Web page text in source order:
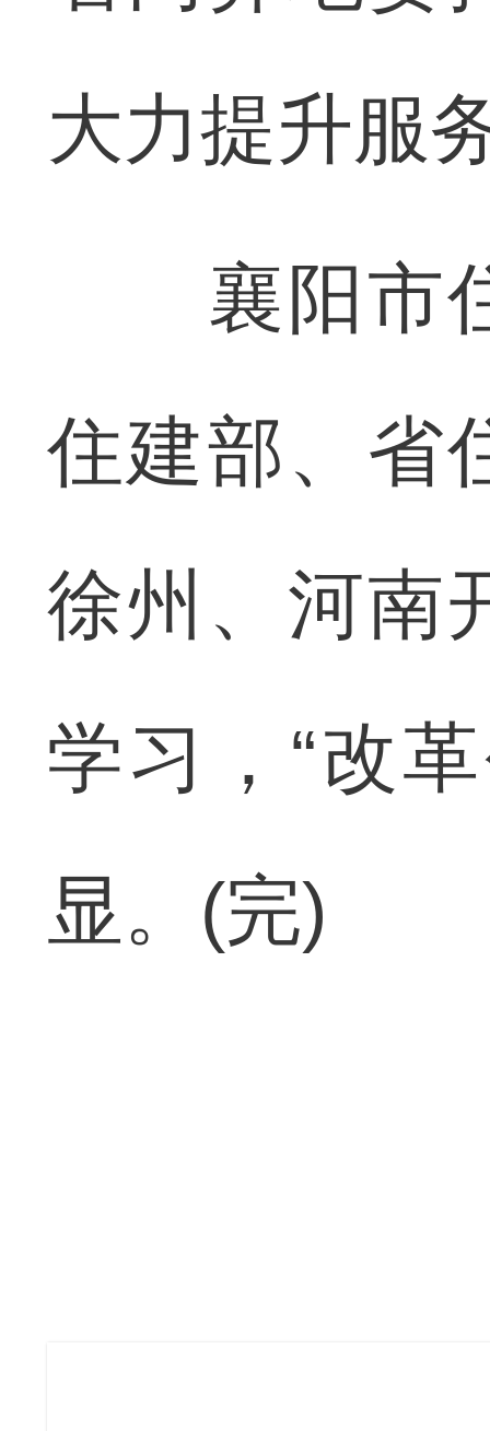
大力提升服
襄阳市住
住建部、省
徐州、河南
学习，“改
显。(完)